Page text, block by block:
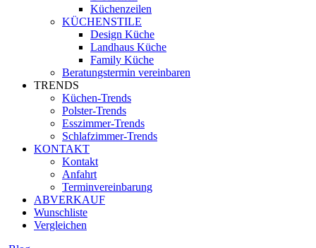
Küchenzeilen
KÜCHENSTILE
Design Küche
Landhaus Küche
Family Küche
Beratungstermin vereinbaren
TRENDS
Küchen-Trends
Polster-Trends
Esszimmer-Trends
Schlafzimmer-Trends
KONTAKT
Kontakt
Anfahrt
Terminvereinbarung
ABVERKAUF
Wunschliste
Vergleichen